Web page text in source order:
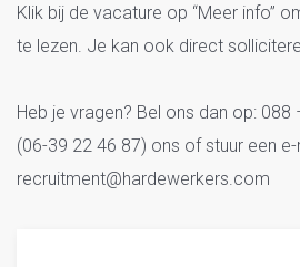
Klik bij de vacature op “Meer info”
te lezen. Je kan ook direct
Heb je vragen? Bel ons dan op: 088
(06-39 22 46 87) ons of stuur een
recruitment@hardewerkers.com